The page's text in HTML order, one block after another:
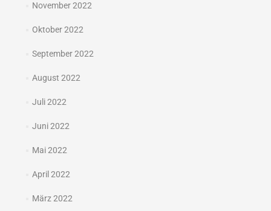
November 2022
Oktober 2022
September 2022
August 2022
Juli 2022
Juni 2022
Mai 2022
April 2022
März 2022